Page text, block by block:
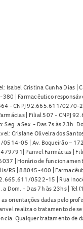
Cristina Cunha Dias |
| Farmacêutico
- CNPJ 92.665.611/0270-
| Filial 507 - CNPJ
a Sex. - Das 7s às 23h.
Crislane Oliveira dos
0514-05 | Av. Boqueirão –
Panvel Farmácias |
| Horário de
RS | 88045-400 |
0522-15 | Rua
a Dom. - Das 7h às 23hs | Tel
orientações dadas pelo
realiza o tratamento de
Qualquer tratamento de